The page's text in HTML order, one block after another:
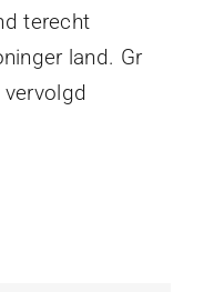
terecht
land. Gr